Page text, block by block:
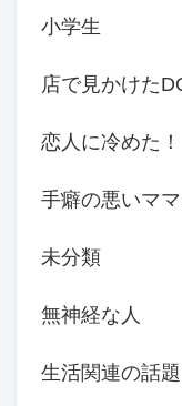
小学生
店で見かけた
恋人に冷めた！
手癖の悪いマ
未分類
無神経な人
生活関連の話